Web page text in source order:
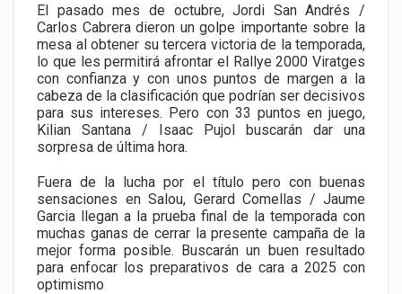
El pasado mes de octubre, Jordi San Andrés /
Carlos Cabrera dieron un golpe importante sobre la
mesa al obtener su tercera victoria de la temporada,
lo que les permitirá afrontar el Rallye 2000 Viratges
con confianza y con unos puntos de margen a la
cabeza de la clasificación que podrían ser decisivos
para sus intereses. Pero con 33 puntos en juego,
Kilian Santana / Isaac Pujol buscarán dar una
sorpresa de última hora.
Fuera de la lucha por el título pero con buenas
sensaciones en Salou, Gerard Comellas / Jaume
Garcia llegan a la prueba final de la temporada con
muchas ganas de cerrar la presente campaña de la
mejor forma posible. Buscarán un buen resultado
para enfocar los preparativos de cara a 2025 con
optimismo